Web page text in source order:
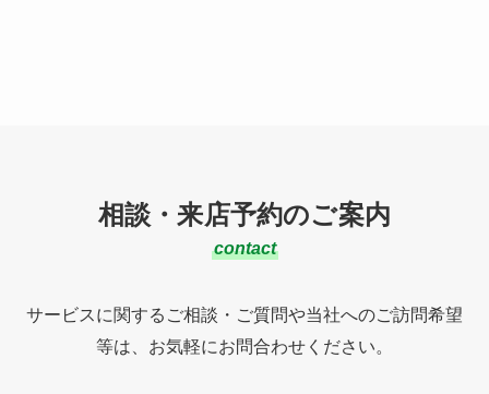
相談・来店予約のご案内
contact
サービスに関するご相談・ご質問や当社へのご訪問希望
等は、お気軽にお問合わせください。